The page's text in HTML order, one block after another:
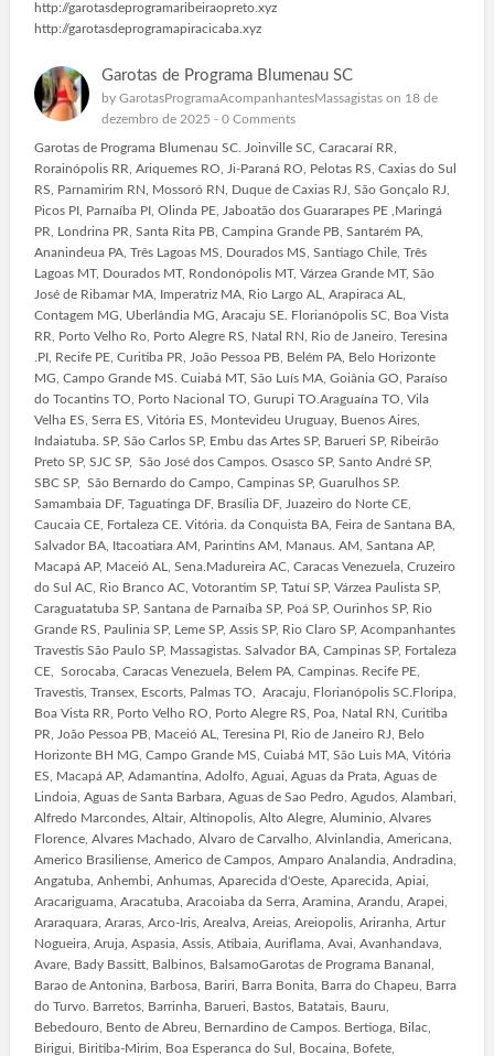
http://garotasdeprogramaribeiraopreto.xyz
http://garotasdeprogramapiracicaba.xyz
Garotas de Programa Blumenau SC
by GarotasProgramaAcompanhantesMassagistason 18 de
dezembro de 2025 - 0 Comments
Garotas de Programa Blumenau SC. Joinville SC, Caracaraí RR,
Rorainópolis RR, Ariquemes RO, Ji-Paraná RO, Pelotas RS, Caxias do Sul
RS, Parnamirim RN, Mossoró RN, Duque de Caxias RJ, São Gonçalo RJ,
Picos PI, Parnaíba PI, Olinda PE, Jaboatão dos Guararapes PE ,Maringá
PR, Londrina PR, Santa Rita PB, Campina Grande PB, Santarém PA,
Ananindeua PA, Três Lagoas MS, Dourados MS, Santiago Chile, Três
Lagoas MT, Dourados MT, Rondonópolis MT, Várzea Grande MT, São
José de Ribamar MA, Imperatriz MA, Rio Largo AL, Arapiraca AL,
Contagem MG, Uberlândia MG, Aracaju SE. Florianópolis SC, Boa Vista
RR, Porto Velho Ro, Porto Alegre RS, Natal RN, Rio de Janeiro, Teresina
.PI, Recife PE, Curitiba PR, João Pessoa PB, Belém PA, Belo Horizonte
MG, Campo Grande MS. Cuiabá MT, São Luís MA, Goiânia GO, Paraíso
do Tocantins TO, Porto Nacional TO, Gurupi TO.Araguaína TO, Vila
Velha ES, Serra ES, Vitória ES, Montevideu Uruguay, Buenos Aires,
Indaiatuba. SP, São Carlos SP, Embu das Artes SP, Barueri SP, Ribeirão
Preto SP, SJC SP, São José dos Campos. Osasco SP, Santo André SP,
SBC SP, São Bernardo do Campo, Campinas SP, Guarulhos SP.
Samambaia DF, Taguatinga DF, Brasília DF, Juazeiro do Norte CE,
Caucaia CE, Fortaleza CE. Vitória. da Conquista BA, Feira de Santana BA,
Salvador BA, Itacoatiara AM, Parintins AM, Manaus. AM, Santana AP,
Macapá AP, Maceió AL, Sena.Madureira AC, Caracas Venezuela, Cruzeiro
do Sul AC, Rio Branco AC, Votorantim SP, Tatuí SP, Várzea Paulista SP,
Caraguatatuba SP, Santana de Parnaíba SP, Poá SP, Ourinhos SP, Rio
Grande RS, Paulinia SP, Leme SP, Assis SP, Rio Claro SP, Acompanhantes
Travestis São Paulo SP, Massagistas. Salvador BA, Campinas SP, Fortaleza
CE, Sorocaba, Caracas Venezuela, Belem PA, Campinas. Recife PE,
Travestis, Transex, Escorts, Palmas TO, Aracaju, Florianópolis SC.Floripa,
Boa Vista RR, Porto Velho RO, Porto Alegre RS, Poa, Natal RN, Curitiba
PR, João Pessoa PB, Maceió AL, Teresina PI, Rio de Janeiro RJ, Belo
Horizonte BH MG, Campo Grande MS, Cuiabá MT, São Luis MA, Vitória
ES, Macapá AP, Adamantina, Adolfo, Aguai, Aguas da Prata, Aguas de
Lindoia, Aguas de Santa Barbara, Aguas de Sao Pedro, Agudos, Alambari,
Alfredo Marcondes, Altair, Altinopolis, Alto Alegre, Aluminio, Alvares
Florence, Alvares Machado, Alvaro de Carvalho, Alvinlandia, Americana,
Americo Brasiliense, Americo de Campos, Amparo Analandia, Andradina,
Angatuba, Anhembi, Anhumas, Aparecida d'Oeste, Aparecida, Apiai,
Aracariguama, Aracatuba, Aracoiaba da Serra, Aramina, Arandu, Arapei,
Araraquara, Araras, Arco-Iris, Arealva, Areias, Areiopolis, Ariranha, Artur
Nogueira, Aruja, Aspasia, Assis, Atibaia, Auriflama, Avai, Avanhandava,
Avare, Bady Bassitt, Balbinos, BalsamoGarotas de Programa Bananal,
Barao de Antonina, Barbosa, Bariri, Barra Bonita, Barra do Chapeu, Barra
do Turvo. Barretos, Barrinha, Barueri, Bastos, Batatais, Bauru,
Bebedouro, Bento de Abreu, Bernardino de Campos. Bertioga, Bilac,
Birigui, Biritiba-Mirim, Boa Esperanca do Sul, Bocaina, Bofete,